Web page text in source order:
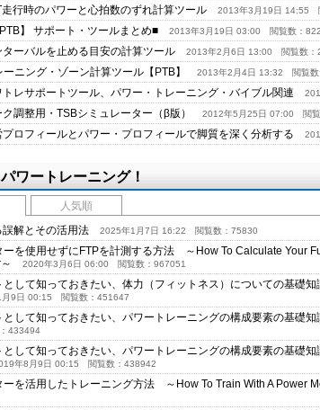
走行時のパワーと心拍数のずれ計算ツール 2013年3月19日 14:55
】 サポート・ツールまとめ■ 2013年3月19日 03:00 閲覧数：
ターバルを止める目安の計算ツール 2013年2月6日 13:00 閲覧数：
ーニング・ゾーン計算ツール【PTB】 2013年2月4日 13:32 閲覧数
トレサポートツール、パワー・トレーニング・バイブル関連
ク調整用・TSBシミュレーター（β版） 2012年5月25日 07:00 閲覧
プロフィールとパワー・プロフィールで脚質を深く分析する
ワートレーニング！
人気順
誤解とその活用法
2025年1月7日 16:22 閲覧数：75830
ーを使用せずにFTPを計測する方法 ～How To Calculate Your
～
2020年3月6日 06:00 閲覧数：967051
として知っておきたい、体力（フィットネス）についての基礎
9日 00:15 閲覧数：451647
として知っておきたい、パワートレーニングの構成要素の基
433494
として知っておきたい、パワートレーニングの構成要素の基
年8月9日 00:15 閲覧数：438942
ーを活用したトレーニング方法 ～How To Train With A Power